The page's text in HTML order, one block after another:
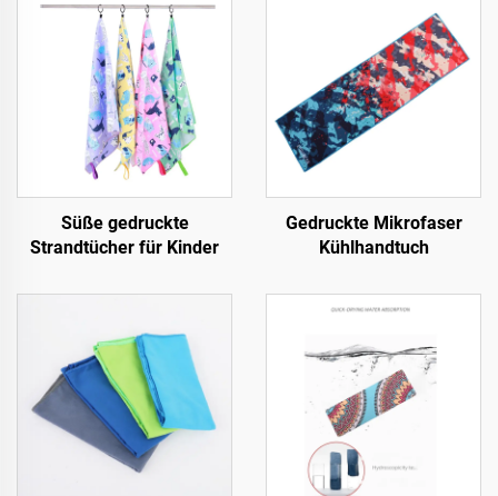
Süße gedruckte
Strandtücher für Kinder
Gedruckte Mikrofaser
Kühlhandtuch